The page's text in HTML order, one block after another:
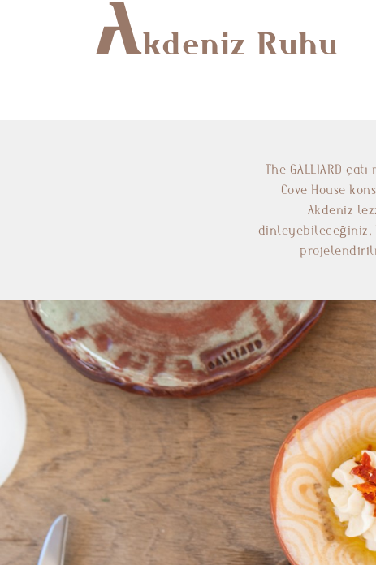
Akdeniz Ruhu
The GALLIARD
Cove House
Akdeniz
dinleyebileceğiniz,